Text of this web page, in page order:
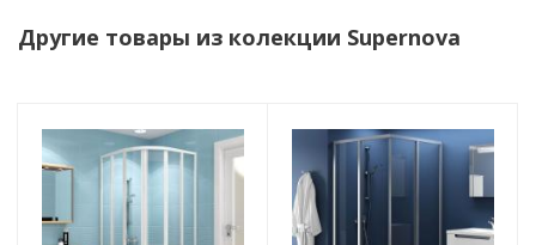
Другие товары из колекции Supernova